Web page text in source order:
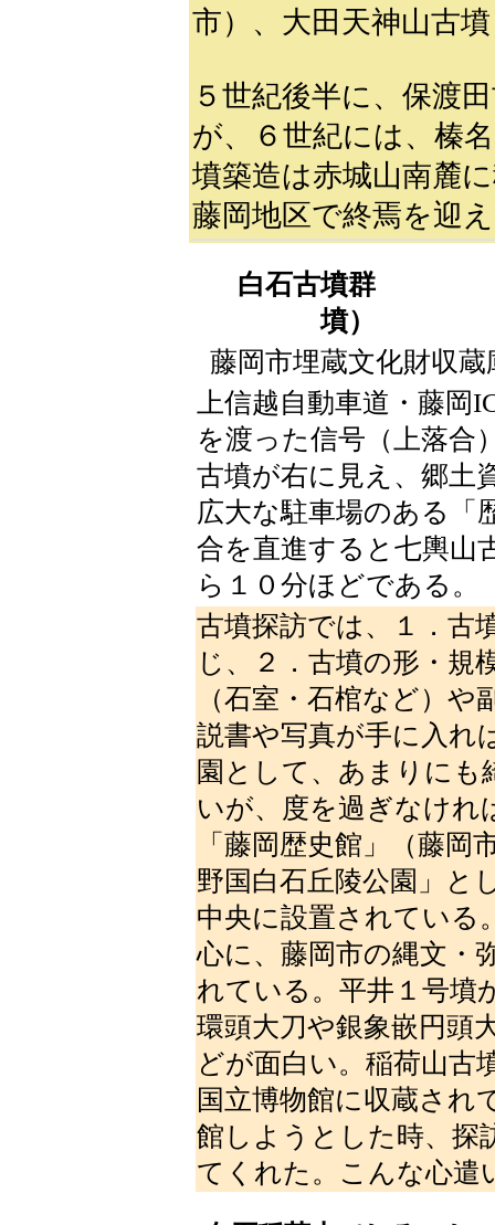
市）、大田天神山古
５世紀後半に、保渡
が、６世紀には、榛
墳築造は赤城山南麓
藤岡地区で終焉を迎
白石古墳群
藤岡市埋蔵文化財収
上信越自動車道・藤
を渡った信号（上落合
古墳が右に見え、郷土
広大な駐車場のある「
合を直進すると七輿山
ら１０分ほどである。
古墳探訪では、１．古
じ、２．古墳の形・規
（石室・石棺など）
説書や写真が手に入れ
園として、あまりに
いが、度を過ぎなけれ
「藤岡歴史館」（藤岡
野国白石丘陵公園」と
中央に設置されている
心に、藤岡市の縄文・
れている。平井１号墳
環頭大刀や銀象嵌円頭
どが面白い。稲荷山古
国立博物館に収蔵され
館しようとした時、探
てくれた。こんな心遣